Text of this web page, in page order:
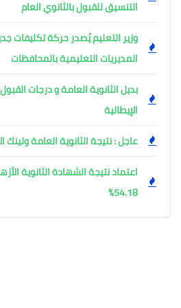
التنسيق للقبول بالثانوي العام
وزير التعليم يُصدر حركة تكليفات
المديريات التعليمية بالمحافظات
بديل الثانوية العامة و درجات
الإيطالية
عاجل : نتيجة الثانوية العامة ولينك
اعتماد نتيجة الشهادة الثانوية
54.18%